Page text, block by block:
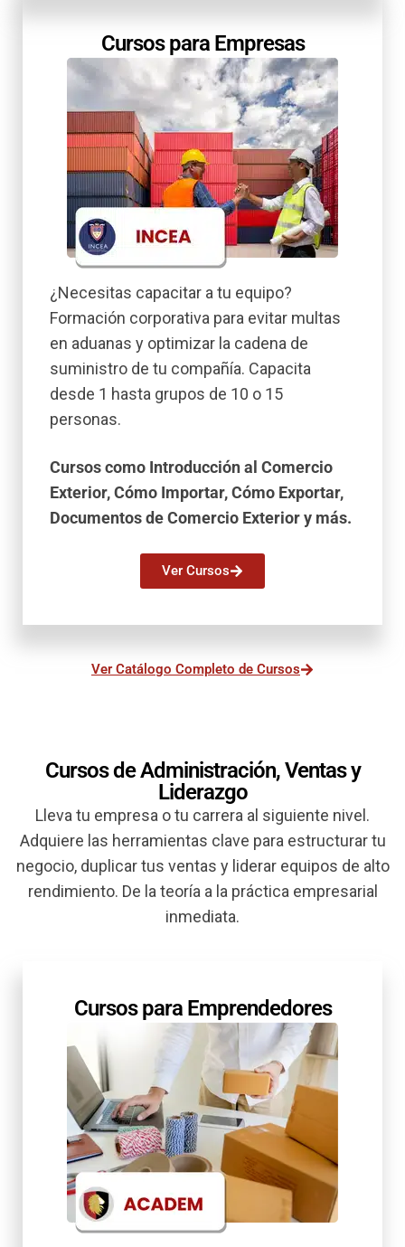
Cursos para Empresas
¿Necesitas capacitar a tu equipo?
Formación corporativa para evitar multas
en aduanas y optimizar la cadena de
suministro de tu compañía. Capacita
desde 1 hasta grupos de 10 o 15
personas.
Cursos como Introducción al Comercio
Exterior, Cómo Importar, Cómo Exportar,
Documentos de Comercio Exterior y más.
Ver Cursos
Ver Catálogo Completo de Cursos
Cursos de Administración, Ventas y
Liderazgo
Lleva tu empresa o tu carrera al siguiente nivel.
Adquiere las herramientas clave para estructurar tu
negocio, duplicar tus ventas y liderar equipos de alto
rendimiento. De la teoría a la práctica empresarial
inmediata.
Cursos para Emprendedores